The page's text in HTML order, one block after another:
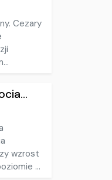
Cezary
wzrost
...